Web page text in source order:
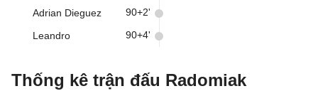
Adrian Dieguez 90+2'
Leandro 90+4'
Thống kê trận đấu Radomiak